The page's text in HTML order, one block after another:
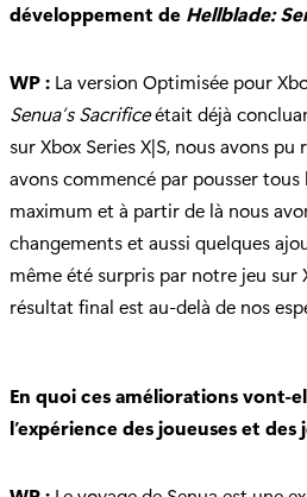
développement de Hellblade:
WP : La version Optimisée pour
Senua’s Sacrificeétait déjà
sur Xbox Series X|S, nous avons
avons commencé par pousser tous
maximum et à partir de là nous
changements et aussi quelques
même été surpris par notre jeu sur
résultat final est au-delà de nos
En quoi ces améliorations vont-
l’expérience des joueuses et des